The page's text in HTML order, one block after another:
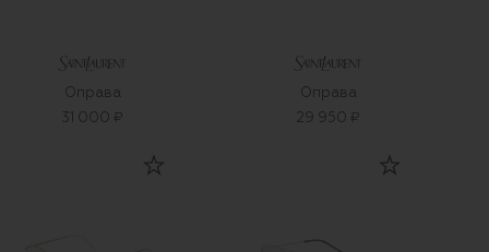
Оправа
31 000 ₽
Оправа
29 950 ₽